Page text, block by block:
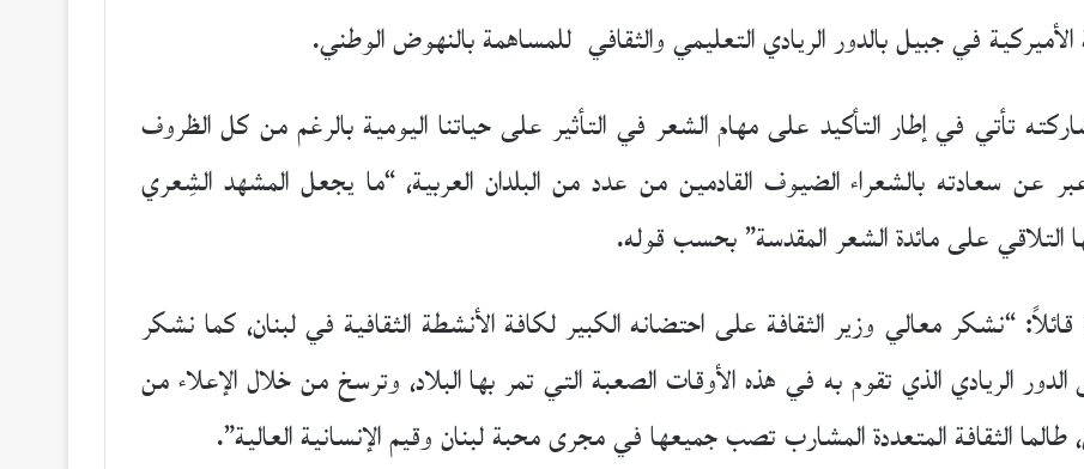
في جبيل بالدور الريادي التعليمي والثقافي للمساهمة بالنهوض الوطني.
تأتي في إطار التأكيد على مهام الشعر في التأثير على حياتنا اليومية بالرغم من كل الظروف
عن سعادته بالشعراء الضيوف القادمين من عدد من البلدان العربية، “ما يجعل المشهد الشِعري
التلاقي على مائدة الشعر المقدسة” بحسب قوله.
قائلاً: “نشكر معالي وزير الثقافة على احتضانه الكبير لكافة الأنشطة الثقافية في لبنان، كما نشكر
الريادي الذي تقوم به في هذه الأوقات الصعبة التي تمر بها البلاد، وترسخ من خلال الإعلاء من
الثقافة المتعددة المشارب تصب جميعها في مجرى محبة لبنان وقيم الإنسانية العالية”.